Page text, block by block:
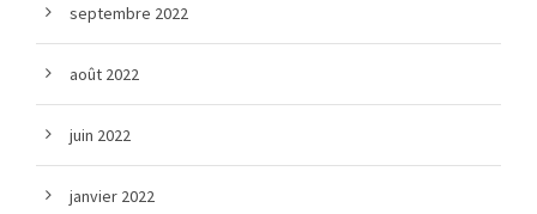
septembre 2022
août 2022
juin 2022
janvier 2022